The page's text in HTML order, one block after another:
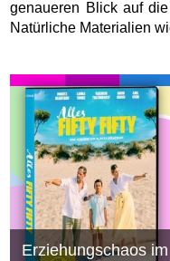
genaueren Blick auf
Natürliche Materialien
Erziehungschaos